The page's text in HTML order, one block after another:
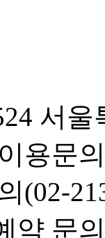
서
용문
(02-
약 문